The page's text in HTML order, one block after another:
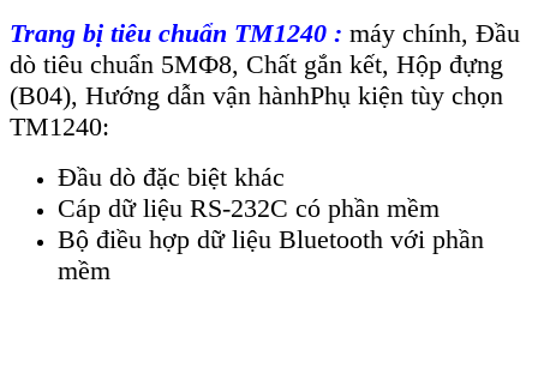
Trang bị tiêu chuẩn TM1240 : máy chính, Đầu
dò tiêu chuẩn 5MФ8, Chất gắn kết, Hộp đựng
(B04), Hướng dẫn vận hànhPhụ kiện tùy chọn
TM1240:
Đầu dò đặc biệt khác
Cáp dữ liệu RS-232C có phần mềm
Bộ điều hợp dữ liệu Bluetooth với phần
mềm